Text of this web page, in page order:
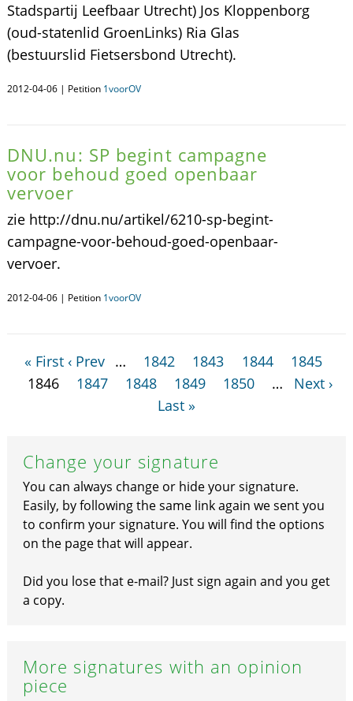
Stadspartij Leefbaar Utrecht) Jos Kloppenborg
(oud-statenlid GroenLinks) Ria Glas
(bestuurslid Fietsersbond Utrecht).
2012-04-06 | Petition 1voorOV
DNU.nu: SP begint campagne
voor behoud goed openbaar
vervoer
zie http://dnu.nu/artikel/6210-sp-begint-
campagne-voor-behoud-goed-openbaar-
vervoer.
2012-04-06 | Petition 1voorOV
« First ‹ Prev … 1842 1843 1844
1845
1846
1847 1848 1849 1850 …
Next ›
Last »
Change your signature
You can always change or hide your signature.
Easily, by following the same link again we sent you
to confirm your signature. You will find the options
on the page that will appear.
Did you lose that e-mail? Just sign again and you get
a copy.
More signatures with an opinion
piece